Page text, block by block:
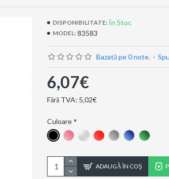
DISPONIBILITATE: În Stoc
MODEL: 83583
Bazată pe 0 note. -
6,07€
Fără TVA: 5,02€
Culoare
ADAUGĂ ÎN COŞ